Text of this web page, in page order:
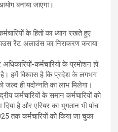
बनाया जाएगा।
के हितों का ध्यान रखते हुए
रेंट अलाउंस का निराकरण कराया
कर्मचारियों के प्रमोशन हों
हमें विश्वास है कि प्रदेश के लगभग
जल्द ही पदोन्नति का लाभ मिलेगा।
कर्मचारियों के समान कर्मचारियों को
है और एरियर का भुगतान भी पांच
तक कर्मचारियों को किया जा चुका